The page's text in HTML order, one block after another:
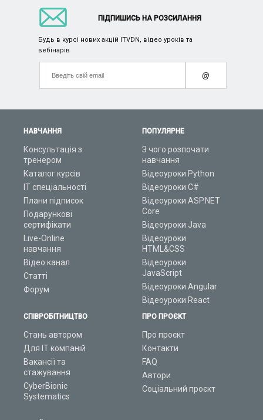
НАВЧАННЯ
Консультація з
тренером
Каталог курсів
ІТ спеціальності
Плани підписок
Подарункові
сертифікати
Live-Online
навчання
Відео канал
Статті
Форум
ПОПУЛЯРНЕ
З чого розпочати
навчання
Відеоуроки Python
Відеоуроки C#
Відеоуроки ASP.NET
Core
Відеоуроки Java
Відеоуроки
HTML&CSS
Відеоуроки
JavaScript
Відеоуроки Angular
Відеоуроки React
СПІВРОБІТНИЦТВО
Стань автором
Для ІТ компаній
Вакансії та
стажування
CyberBionic
Systematics
ПРО ПРОЄКТ
Про проєкт
Контакти
FAQ
Автори
Соціальний проєкт
ПІДПИШИСЬ НА РОЗСИЛАННЯ
Будь в курсі нових акцій ITVDN, відео уроків та
вебінарів
@